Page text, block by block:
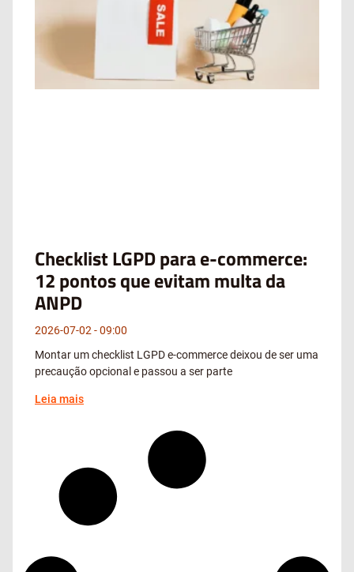
Checklist LGPD para e-commerce:
12 pontos que evitam multa da
ANPD
2026-07-02
09:00
Montar um checklist LGPD e-commerce deixou de ser uma
precaução opcional e passou a ser parte
Leia mais